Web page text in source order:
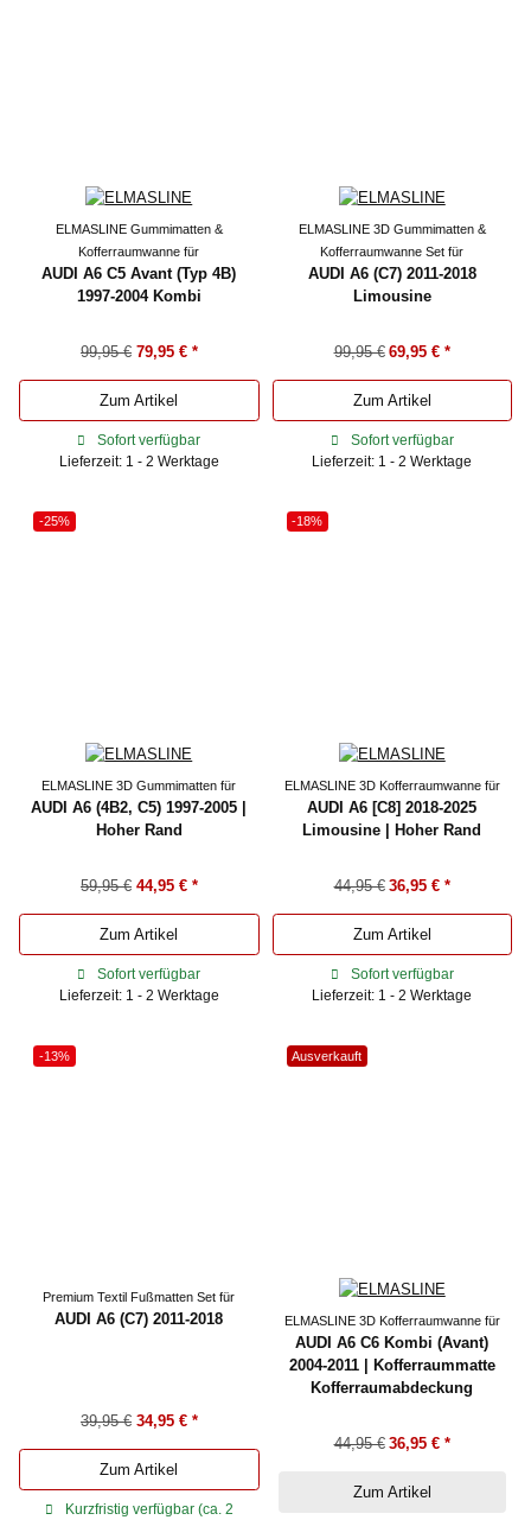
ELMASLINE Gummimatten &
Kofferraumwanne für
AUDI A6 C5 Avant (Typ 4B)
1997-2004 Kombi
99,95 € 79,95 € *
Zum Artikel
Sofort verfügbar
Lieferzeit: 1 - 2 Werktage
ELMASLINE 3D Gummimatten &
Kofferraumwanne Set für
AUDI A6 (C7) 2011-2018
Limousine
99,95 € 69,95 € *
Zum Artikel
Sofort verfügbar
Lieferzeit: 1 - 2 Werktage
-25%
ELMASLINE 3D Gummimatten für
AUDI A6 (4B2, C5) 1997-2005 |
Hoher Rand
59,95 € 44,95 € *
Zum Artikel
Sofort verfügbar
Lieferzeit: 1 - 2 Werktage
-18%
ELMASLINE 3D Kofferraumwanne für
AUDI A6 [C8] 2018-2025
Limousine | Hoher Rand
44,95 € 36,95 € *
Zum Artikel
Sofort verfügbar
Lieferzeit: 1 - 2 Werktage
-13%
Premium Textil Fußmatten Set für
AUDI A6 (C7) 2011-2018
39,95 € 34,95 € *
Zum Artikel
Kurzfristig verfügbar (ca. 2
Ausverkauft
ELMASLINE 3D Kofferraumwanne für
AUDI A6 C6 Kombi (Avant)
2004-2011 | Kofferraummatte
Kofferraumabdeckung
44,95 € 36,95 € *
Zum Artikel